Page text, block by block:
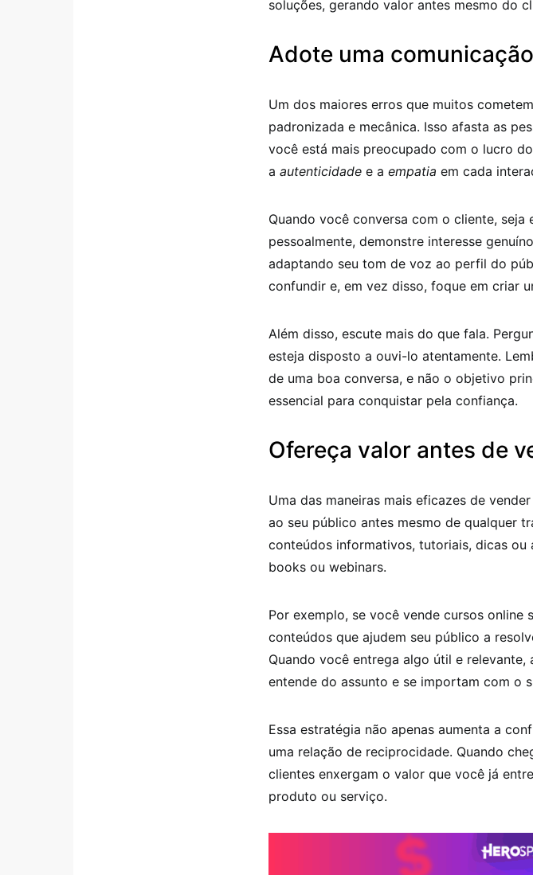
soluções, gerando valor antes mesmo do
Adote uma
Um dos maiores erros que muitos
padronizada e mecânica. Isso afasta as
você está mais preocupado com o lucro
a autenticidade e a empatia em cada
Quando você conversa com o cliente, seja
pessoalmente, demonstre interesse
adaptando seu tom de voz ao perfil do
confundir e, em vez disso, foque em criar
Além disso, escute mais do que fala.
esteja disposto a ouvi-lo atentamente.
de uma boa conversa, e não o objetivo
essencial para conquistar pela confiança.
Ofereça valor antes de
Uma das maneiras mais eficazes de
ao seu público antes mesmo de qualquer
conteúdos informativos, tutoriais, dicas
books ou webinars.
Por exemplo, se você vende cursos
conteúdos que ajudem seu público a
Quando você entrega algo útil e
entende do assunto e se importam com o
Essa estratégia não apenas aumenta a
uma relação de reciprocidade. Quando
clientes enxergam o valor que você já
produto ou serviço.